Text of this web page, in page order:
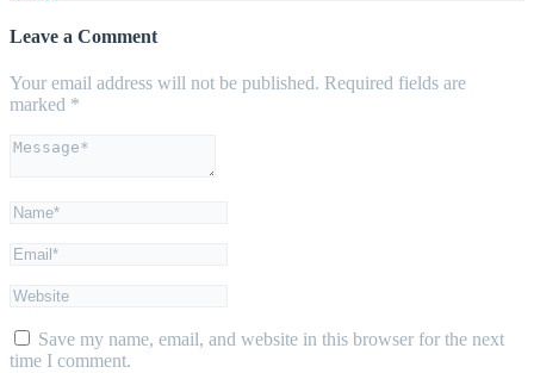
Leave a Comment
Your email address will not be published. Required fields are
marked *
Save my name, email, and website in this browser for the next
time I comment.